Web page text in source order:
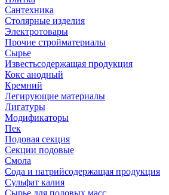
Сантехника
Столярные изделия
Электротовары
Прочие стройматериалы
Сырье
Известьсодержащая продукция
Кокс анодный
Кремний
Легирующие материалы
Лигатуры
Модификаторы
Пек
Подовая секция
Секции подовые
Смола
Сода и натрийсодержащая продукция
Сульфат калия
Сырье для подовых масс